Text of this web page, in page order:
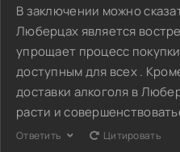
В заключении можно
Люберцах является
упрощает процесс
доступным для всех .
доставки алкоголя в
расти и
Ответить Цитировать